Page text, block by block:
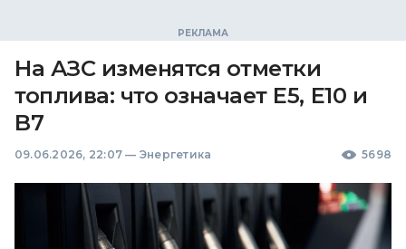
На АЗС изменятся отметки
топлива: что означает E5, E10 и
B7
09.06.2026, 22:07 — Энергетика 5698